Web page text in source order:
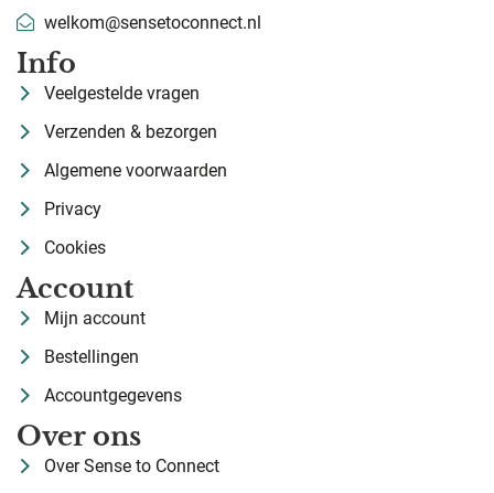
welkom@sensetoconnect.nl
Info
Veelgestelde vragen
Verzenden & bezorgen
Algemene voorwaarden
Privacy
Cookies
Account
Mijn account
Bestellingen
Accountgegevens
Over ons
Over Sense to Connect